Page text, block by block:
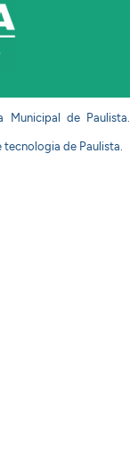
Municipal de Paulista.
de Paulista.